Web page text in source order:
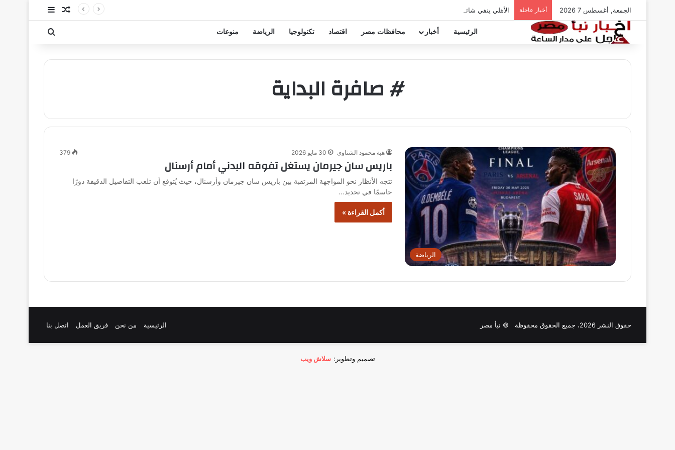
الجمعة, أغسطس 7 2026 أخبار عاجلة الأهلي ينفي شائعات تخفيض عقود زيزو والشناوي مقال عشوائي
إضافة عمود
الرئيسية أخبار محافظات مصر اقتصاد تكنولوجيا الرياضة منوعات بحث عن
# صافرة البداية
الرياضة
هبة محمود الشناوي 30 مايو 2026 379
باريس سان جيرمان يستغل تفوقه البدني أمام أرسنال
تتجه الأنظار نحو المواجهة المرتقبة بين باريس سان جيرمان وأرسنال، حيث يُتوقع أن تلعب التفاصيل الدقيقة دورًا
حاسمًا في تحديد…
أكمل القراءة »
حقوق النشر 2026، جميع الحقوق محفوظة © نبأ مصر الرئيسية من نحن فريق العمل اتصل بنا
تصميم وتطوير: سلاش ويب